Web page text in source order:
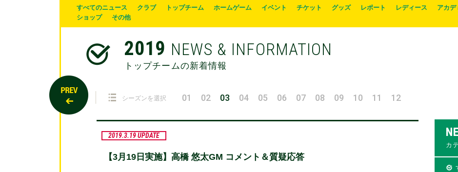
すべてのニュース クラブ トップチーム ホームゲーム イベント チケット グッズ レポート レディース アカデ
ショップ
その他
2019 NEWS & INFORMATION
トップチームの新着情報
シーズンを選択 01 02 03 04 05 06 07 08 09 10 11 12
2019.3.19 UPDATE
【3月19日実施】高橋 悠太GM コメント＆質疑応答
カ